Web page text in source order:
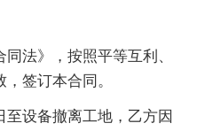
法》，按照平等互利、
签订本合同。
设备撤离工地，乙方因